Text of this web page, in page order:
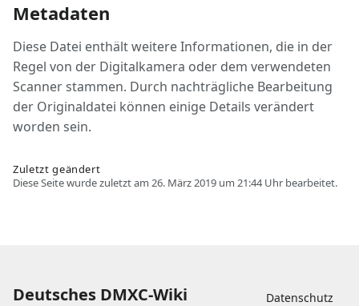
Metadaten
Diese Datei enthält weitere Informationen, die in der
Regel von der Digitalkamera oder dem verwendeten
Scanner stammen. Durch nachträgliche Bearbeitung
der Originaldatei können einige Details verändert
worden sein.
Zuletzt geändert
Diese Seite wurde zuletzt am 26. März 2019 um 21:44 Uhr bearbeitet.
Deutsches DMXC-Wiki Datenschutz